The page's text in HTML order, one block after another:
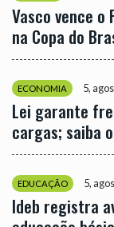
Vasco vence o
na Copa do
ECONOMIA 5,
Lei garante
cargas; saiba
EDUCAÇÃO 5,
Ideb registra